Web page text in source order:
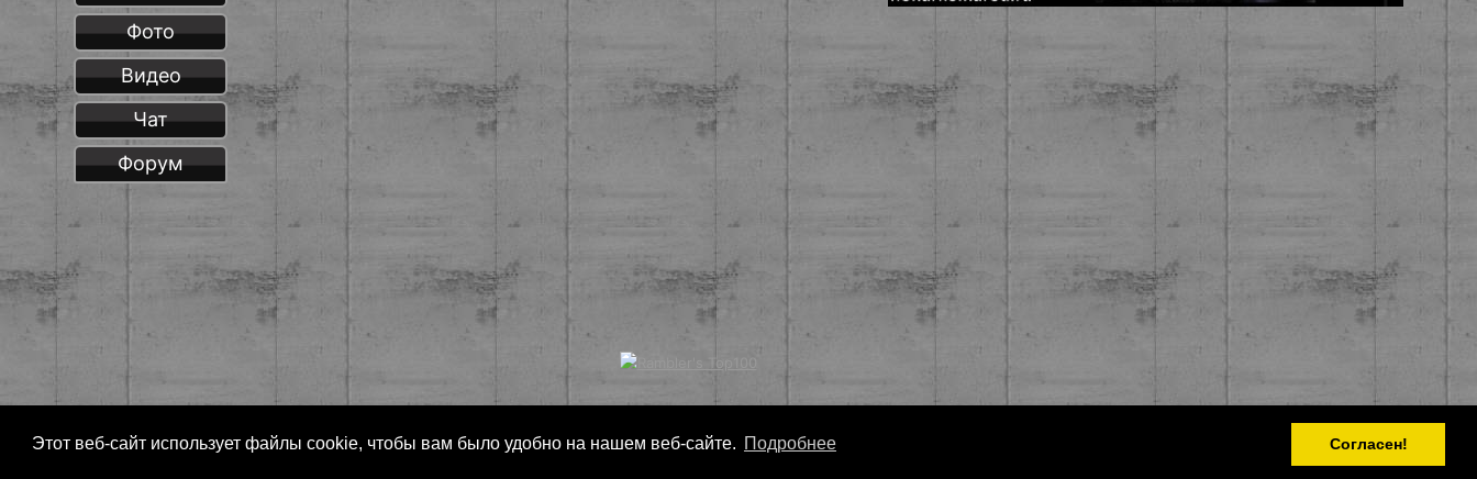
Этот веб-сайт использует файлы cookie, чтобы вам было удобно на нашем веб-сайте. Подробнее Согласен!
Фото
Видео
Чат
Форум
Copyright Nonarko2026 - Все права защищены